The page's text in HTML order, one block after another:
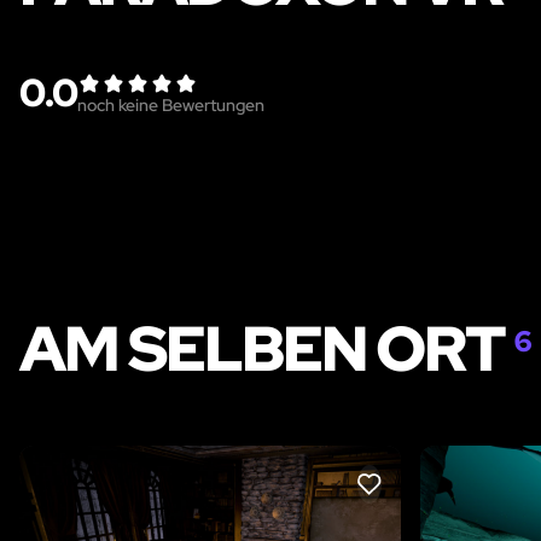
0.0noch keine Bewertungen
AM SELBEN ORT 6
LIKE